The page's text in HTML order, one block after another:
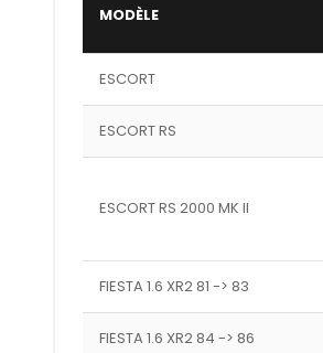
MODÈLE
ESCORT
ESCORT RS
ESCORT RS 2000 MK II
FIESTA 1.6 XR2 81 -> 83
FIESTA 1.6 XR2 84 -> 86